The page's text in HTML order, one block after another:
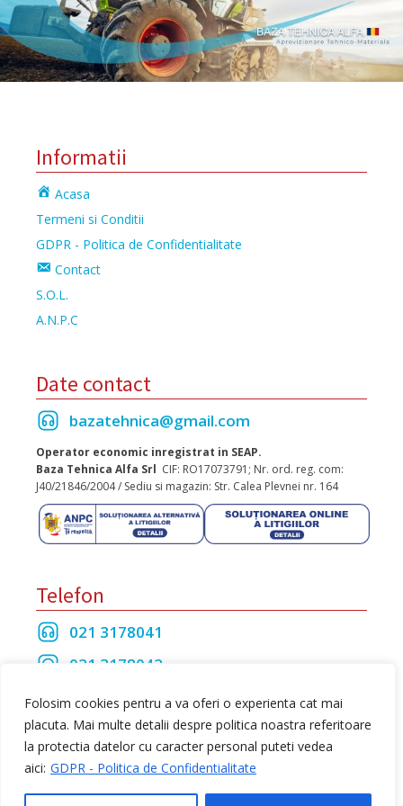
Folosim cookies pentru a va oferi o experienta cat mai
placuta. Mai multe detalii despre politica noastra referitoare
la protectia datelor cu caracter personal puteti vedea
aici: GDPR - Politica de Confidentialitate
Informatii
Acasa
Termeni si Conditii
GDPR - Politica de Confidentialitate
Contact
S.O.L.
A.N.P.C
Date contact
bazatehnica@gmail.com
Operator economic inregistrat in SEAP.
Baza Tehnica Alfa Srl CIF: RO17073791; Nr. ord. reg. com:
J40/21846/2004 / Sediu si magazin: Str. Calea Plevnei nr. 164
Telefon
021 3178041
021 3178042
021 3175208
Toate drepturile rezervate Baza Tehnica Alfa S.R.L